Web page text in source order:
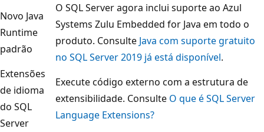
Novo Java
Runtime
padrão
O SQL Server agora inclui suporte ao Azul
Systems Zulu Embedded for Java em todo o
produto. Consulte Java com suporte gratuito
no SQL Server 2019 já está disponível.
Extensões
de idioma
do SQL
Server
Execute código externo com a estrutura de
extensibilidade. Consulte O que é SQL Server
Language Extensions?